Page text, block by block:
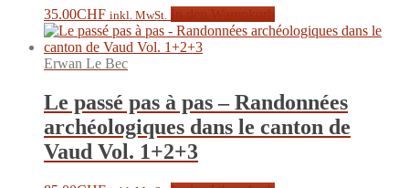
35.00CHF inkl. MwSt.
Erwan Le Bec
Le passé pas à pas – Randonnées
archéologiques dans le canton de
Vaud Vol. 1+2+3